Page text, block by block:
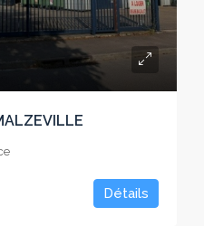
Détails